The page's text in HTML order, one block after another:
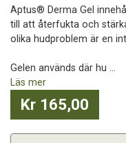
Aptus® Derma Gel
till att återfukta och
olika hudproblem är en
Gelen används där hu ...
Läs mer
Kr 165,00